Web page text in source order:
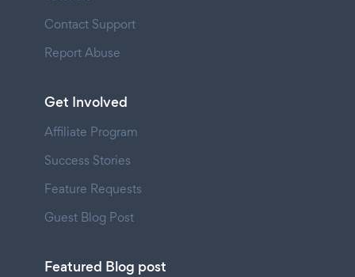
Contact Support
Report Abuse
Get Involved
Affiliate Program
Success Stories
Feature Requests
Guest Blog Post
Featured Blog post